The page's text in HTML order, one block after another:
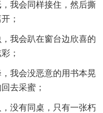
我会同样接住，然后撕
；
我会趴在窗台边欣喜的
；
我会没恶意的用书本晃
去采蜜；
没有同桌，只有一张朽